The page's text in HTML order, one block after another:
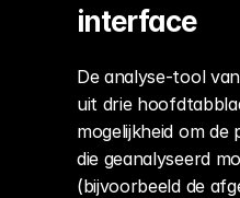
interface
De analyse-tool
uit drie
mogelijkheid om de
die geanalyseerd
(bijvoorbeeld de